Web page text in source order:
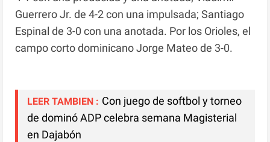
Guerrero Jr. de 4-2 con una impulsada; Santiago
Espinal de 3-0 con una anotada. Por los Orioles, el
campo corto dominicano Jorge Mateo de 3-0.
LEER TAMBIEN : Con juego de softbol y torneo
de dominó ADP celebra semana Magisterial
en Dajabón